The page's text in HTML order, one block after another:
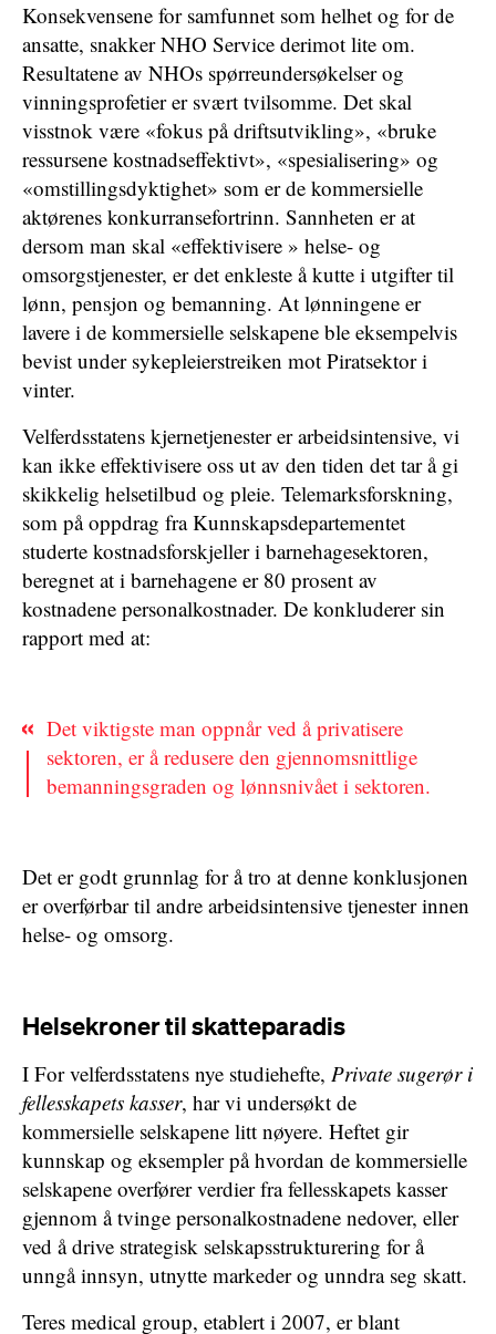
Konsekvensene for samfunnet som helhet og for de
ansatte, snakker NHO Service derimot lite om.
Resultatene av NHOs spørreundersøkelser og
vinningsprofetier er svært tvilsomme. Det skal
visstnok være «fokus på driftsutvikling», «bruke
ressursene kostnadseffektivt», «spesialisering» og
«omstillingsdyktighet» som er de kommersielle
aktørenes konkurransefortrinn. Sannheten er at
dersom man skal «effektivisere » helse- og
omsorgstjenester, er det enkleste å kutte i utgifter til
lønn, pensjon og bemanning. At lønningene er
lavere i de kommersielle selskapene ble eksempelvis
bevist under sykepleierstreiken mot Piratsektor i
vinter.
Velferdsstatens kjernetjenester er arbeidsintensive, vi
kan ikke effektivisere oss ut av den tiden det tar å gi
skikkelig helsetilbud og pleie. Telemarksforskning,
som på oppdrag fra Kunnskapsdepartementet
studerte kostnadsforskjeller i barnehagesektoren,
beregnet at i barnehagene er 80 prosent av
kostnadene personalkostnader. De konkluderer sin
rapport med at:
Det viktigste man oppnår ved å privatisere
sektoren, er å redusere den gjennomsnittlige
bemanningsgraden og lønnsnivået i sektoren.
Det er godt grunnlag for å tro at denne konklusjonen
er overførbar til andre arbeidsintensive tjenester innen
helse- og omsorg.
Helsekroner til skatteparadis
I For velferdsstatens nye studiehefte, Private sugerør i
fellesskapets kasser, har vi undersøkt de
kommersielle selskapene litt nøyere. Heftet gir
kunnskap og eksempler på hvordan de kommersielle
selskapene overfører verdier fra fellesskapets kasser
gjennom å tvinge personalkostnadene nedover, eller
ved å drive strategisk selskapsstrukturering for å
unngå innsyn, utnytte markeder og unndra seg skatt.
Teres medical group, etablert i 2007, er blant